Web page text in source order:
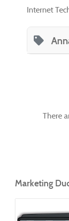
Internet
There
Marketing